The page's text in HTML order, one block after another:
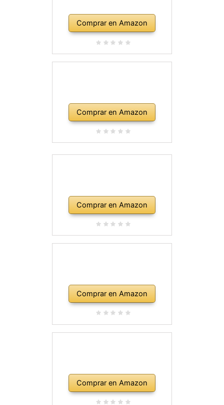
Comprar en Amazon
Comprar en Amazon
Comprar en Amazon
Comprar en Amazon
Comprar en Amazon